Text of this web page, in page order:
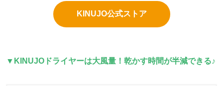
KINUJO公式ストア
▼ KINUJOドライヤーは大風量！乾かす時間が半減できる♪